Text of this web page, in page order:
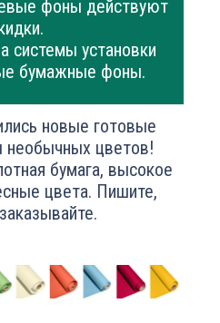
фоны действуют
системы установки
бумажные фоны.
новые готовые
цветов!
бумага, высокое
цвета. Пишите,